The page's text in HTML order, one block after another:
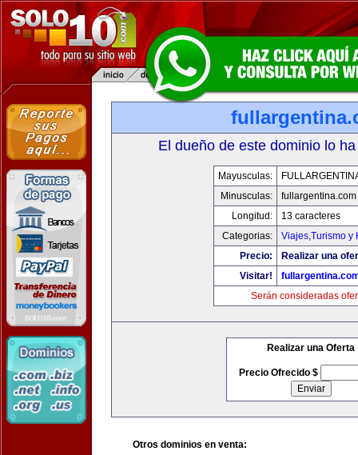
El dueño de este dominio lo
Mayusculas:
Minusculas:
fullargentina.com
Longitud:
13 caracteres
Categorias:
Viajes,Turismo y
Precio:
Realizar una
Visitar!
Serán consideradas
Realizar una Oferta
Precio Ofrecido $
Otros dominios en venta: